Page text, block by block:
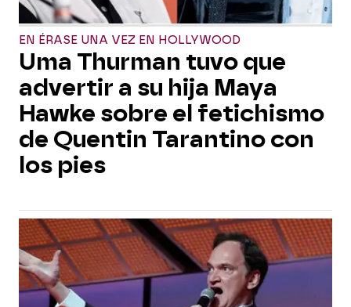
EN ÉRASE UNA VEZ EN HOLLYWOOD
Uma Thurman tuvo que
advertir a su hija Maya
Hawke sobre el fetichismo
de Quentin Tarantino con
los pies